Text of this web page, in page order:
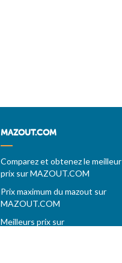
MAZOUT.COM
Comparez et obtenez le meilleur
prix sur MAZOUT.COM
Prix maximum du mazout sur
MAZOUT.COM
Meilleurs prix sur